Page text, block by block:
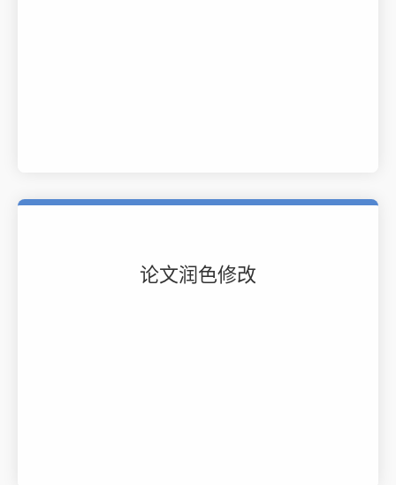
论文润色修改